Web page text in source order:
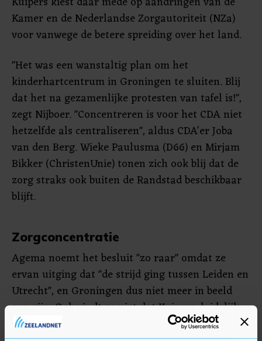
Kamer en de Nederlandse Zorgautoriteit (NZa)
voor vanwege de betere spreiding over het land.
"Het was een wanstaltig plan om het
kinderhartcentrum in Groningen te sluiten. Blij
dat het na gezamenlijke protesten van tafel is!",
zegt Nijboer. "Concentreren is voor het CDA niet
hetzelfde als centraliseren", aldus CDA'er Joba
van den Berg. Wieke Paulusma (D66) en Mirjam
Bikker (ChristenUnie) tonen zich ook blij dat de
zorg straks ook buiten de Randstad beschikbaar
blijft.
Zorgconcentratie
Agema noemt het besluit "zo raar" omdat ze
ervan uitging dat "de strijd ging tussen Leiden en
Utrecht", en Groningen dus niet meer in beeld
zou zijn. Ook vindt ze niet dat Kuipers duidelijk
heeft gemaakt waarom concentratie op twee